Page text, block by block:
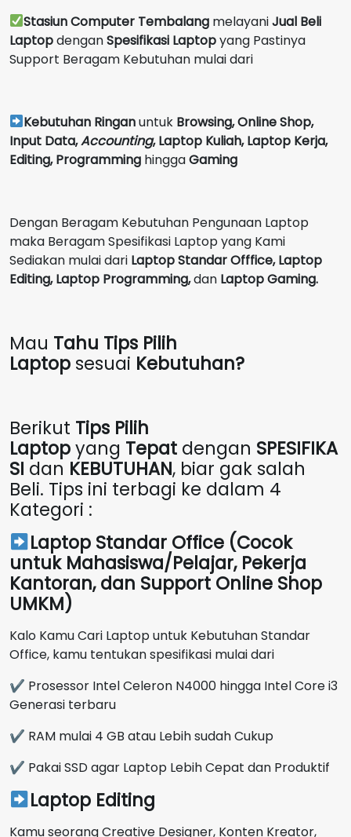
Stasiun Computer Tembalang melayaniJual Beli
LaptopdenganSpesifikasi Laptopyang Pastinya
Support Beragam Kebutuhan mulai dari
Kebutuhan Ringanuntuk Browsing, Online Shop,
Input Data,Accounting, Laptop Kuliah, Laptop Kerja,
Editing, Programming hinggaGaming
Dengan Beragam Kebutuhan Pengunaan Laptop
maka Beragam Spesifikasi Laptop yang Kami
Sediakan mulai dari Laptop Standar Offfice, Laptop
Editing, Laptop Programming,dan Laptop Gaming.
Mau Tahu Tips Pilih
Laptop sesuai Kebutuhan?
Berikut Tips Pilih
Laptopyang Tepat dengan SPESIFIKA
SI dan KEBUTUHAN, biar gak salah
Beli. Tips ini terbagi ke dalam 4
Kategori :
Laptop Standar Office (Cocok
untuk Mahasiswa/Pelajar, Pekerja
Kantoran, dan Support Online Shop
UMKM)
Kalo Kamu Cari Laptop untuk Kebutuhan Standar
Office, kamu tentukan spesifikasi mulai dari
✔ Prosessor Intel Celeron N4000 hingga Intel Core i3
Generasi terbaru
✔ RAM mulai 4 GB atau Lebih sudah Cukup
✔ Pakai SSD agar Laptop Lebih Cepat dan Produktif
Laptop Editing
Kamu seorang Creative Designer, Konten Kreator,